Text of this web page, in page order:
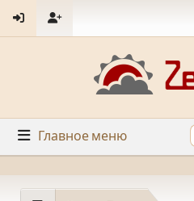
Главное меню